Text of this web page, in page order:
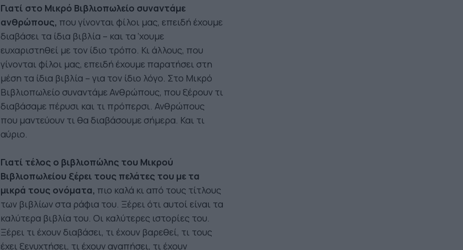
Γιατί στο Μικρό Βιβλιοπωλείο συναντάμε
ανθρώπους, που γίνονται φίλοι μας, επειδή έχουμε
διαβάσει τα ίδια βιβλία – και τα ‘χουμε
ευχαριστηθεί με τον ίδιο τρόπο. Κι άλλους, που
γίνονται φίλοι μας, επειδή έχουμε παρατήσει στη
μέση τα ίδια βιβλία – για τον ίδιο λόγο. Στο Μικρό
Βιβλιοπωλείο συναντάμε Ανθρώπους, που ξέρουν τι
διαβάσαμε πέρυσι και τι πρόπερσι. Ανθρώπους
που μαντεύουν τι θα διαβάσουμε σήμερα. Και τι
αύριο.
Γιατί τέλος ο βιβλιοπώλης του Μικρού
Βιβλιοπωλείου ξέρει τους πελάτες του με τα
μικρά τους ονόματα, πιο καλά κι από τους τίτλους
των βιβλίων στα ράφια του. Ξέρει ότι αυτοί είναι τα
καλύτερα βιβλία του. Οι καλύτερες ιστορίες του.
Ξέρει τι έχουν διαβάσει, τι έχουν βαρεθεί, τι τους
έχει ξενυχτήσει, τι έχουν αγαπήσει, τι έχουν